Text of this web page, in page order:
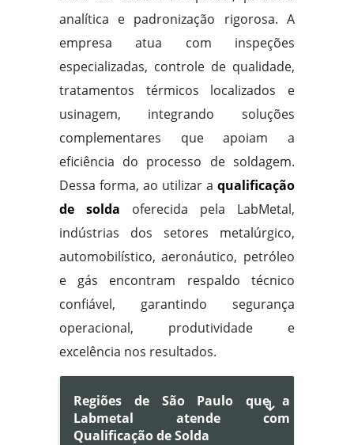
analítica e padronização rigorosa. A
empresa atua com inspeções
especializadas, controle de qualidade,
tratamentos térmicos localizados e
usinagem, integrando soluções
complementares que apoiam a
eficiência do processo de soldagem.
Dessa forma, ao utilizar aqualificação
de solda oferecida pela LabMetal,
indústrias dos setores metalúrgico,
automobilístico, aeronáutico, petróleo
e gás encontram respaldo técnico
confiável, garantindo segurança
operacional, produtividade e
excelência nos resultados.
Regiões de São Paulo que a
Labmetal atende com
Qualificação de Solda